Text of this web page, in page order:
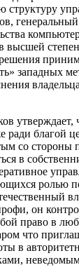
структуру
высшей
западных
утверждает,
ради благой
со стороны
в
ролью
он
право в
что
в